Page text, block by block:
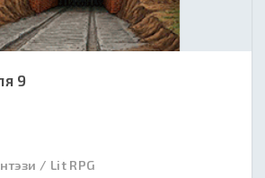
9
/ Lit RPG